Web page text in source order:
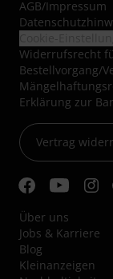
AGB/Impressum
Widerrufsrecht
Bestellvorgang/
Erklärung zur
Vertrag
Über uns
Jobs & Karriere
Blog
Kleinanzeigen